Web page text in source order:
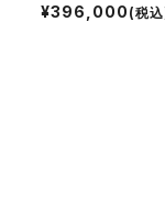
¥396,000 (税